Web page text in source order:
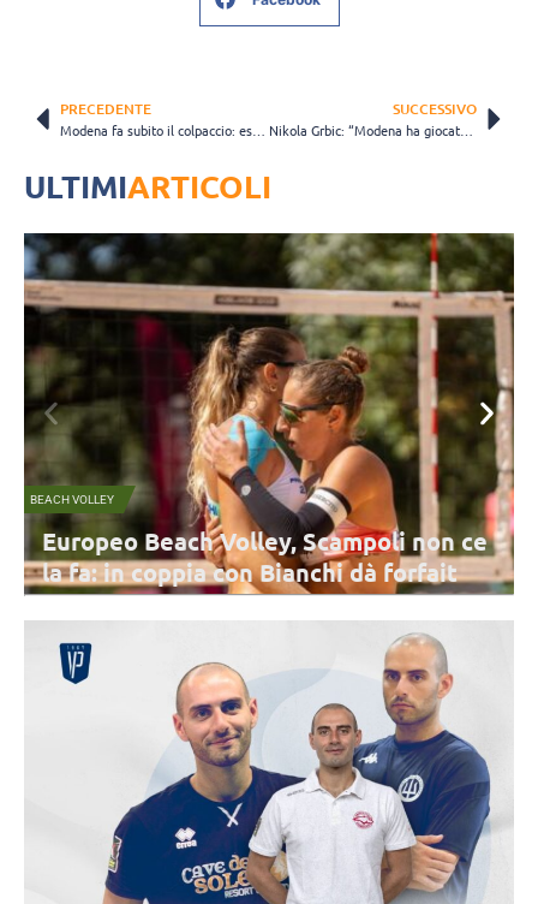
PRECEDENTE SUCCESSIVO
Nikola Grbic: “Modena ha giocatori che possono risolvere la partita da soli” (VIDEO)
ULTIMIARTICOLI
A2 FEMMINILE
Perugia, al via la stagione 2026/2027. Il
Presidente Bartoccini: “C’è sempre un
pizzico d’emozione”
prepararci al meglio".